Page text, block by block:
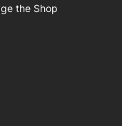
the Shop